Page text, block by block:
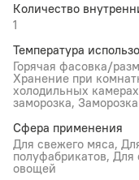
Количество
1
Температура
Горячая фасовка/
Хранение при
холодильных
заморозка,
Сфера применения
Для свежего мяса,
полуфабрикатов, Для
овощей